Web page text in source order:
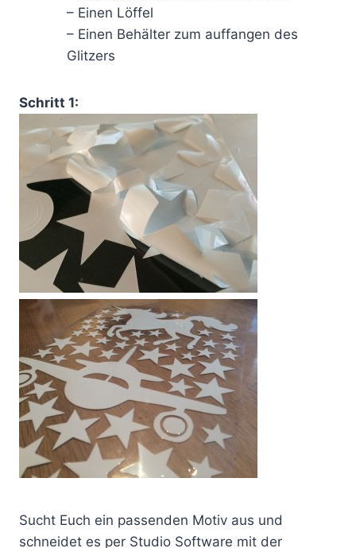
– Einen Löffel
– Einen Behälter zum auffangen des
Glitzers
Schritt 1:
Sucht Euch ein passenden Motiv aus und
schneidet es per Studio Software mit der